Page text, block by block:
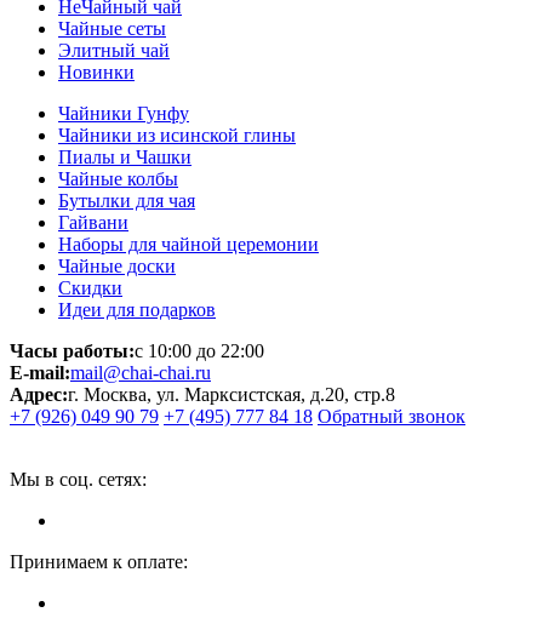
НеЧайный чай
Чайные сеты
Элитный чай
Новинки
Чайники Гунфу
Чайники из исинской глины
Пиалы и Чашки
Чайные колбы
Бутылки для чая
Гайвани
Наборы для чайной церемонии
Чайные доски
Скидки
Идеи для подарков
Часы работы:с 10:00 до 22:00
E-mail:mail@chai-chai.ru
Адрес:г. Москва, ул. Марксистская, д.20, стр.8
+7 (926) 049 90 79 +7 (495) 777 84 18 Обратный звонок
Мы в соц. сетях:
Принимаем к оплате: